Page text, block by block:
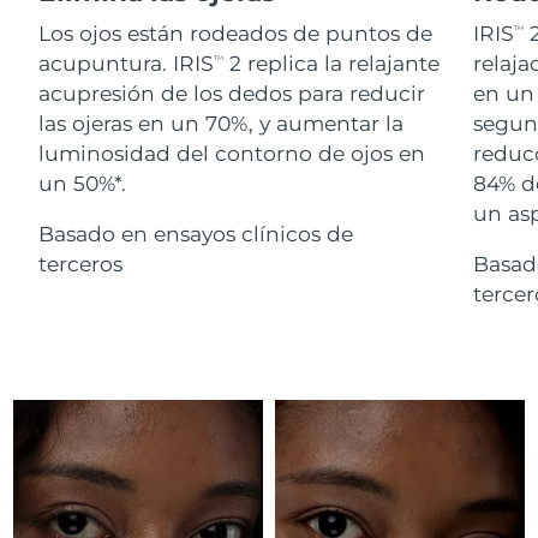
Los ojos están rodeados de puntos de
acupuntura. IRISTM
2 replica la relajante
acupresión de los dedos para reducir
las ojeras en un 70%, y aumentar la
luminosidad del contorno de ojos en
un 50%*.
Basado en ensayos clínicos de
terceros
IRISTM
en
84%
un
For healthy hair
18% PAP
Cosméticos Hombres
Comprar todo
Israel Entrega prevista 8/13/26
Italia Entrega prevista 8/9/26
Japón Entrega prevista 8/12/26
Jersey
Kazajistán 8/11/26
Líbano Entrega prevista
Lituania Entrega prevista